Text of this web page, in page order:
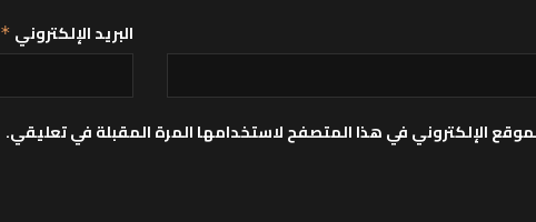
البريد الإلكتروني *
الإلكتروني في هذا المتصفح لاستخدامها المرة المقبلة في تعليقي.